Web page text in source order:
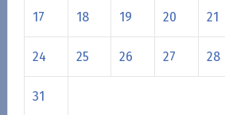
17 18 19 20 21
24 25 26 27 28
31